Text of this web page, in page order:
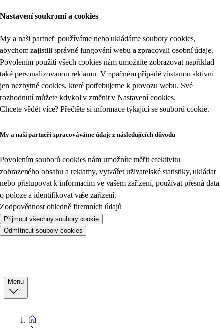
Nastavení soukromí a cookies
My a naši partneři používáme nebo ukládáme soubory cookies,
abychom zajistili správné fungování webu a zpracovali osobní údaje.
Povolením použití všech cookies nám umožníte zobrazovat například
také personalizovanou reklamu. V opačném případě zůstanou aktivní
jen nezbytné cookies, které potřebujeme k provozu webu. Své
rozhodnutí můžete kdykoliv změnit v Nastavení cookies.
Chcete vědět více? Přečtěte si informace týkající se souborů cookie.
My a naši partneři zpracováváme údaje z následujících důvodů
Povolením souborů cookies nám umožníte měřit efektivitu
zobrazeného obsahu a reklamy, vytvářet uživatelské statistiky, ukládat
nebo přistupovat k informacím ve vašem zařízení, používat přesná data
o poloze a identifikovat vaše zařízení.
Zodpovědnost ohledně firemních údajů
Přijmout všechny soubory cookie
Odmítnout soubory cookies
Menu